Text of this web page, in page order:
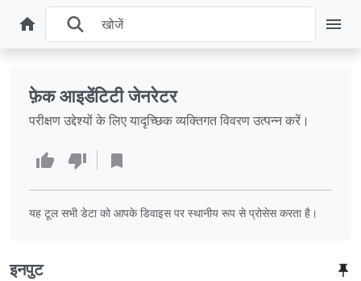
फ़ेक आइडेंटिटी जेनरेटर
परीक्षण उद्देश्यों के लिए यादृच्छिक व्यक्तिगत विवरण उत्पन्न करें।
यह टूल सभी डेटा को आपके डिवाइस पर स्थानीय रूप से प्रोसेस करता है।
इनपुट